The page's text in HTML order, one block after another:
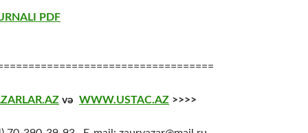
PDF
və WWW.USTAC.AZ >>>>